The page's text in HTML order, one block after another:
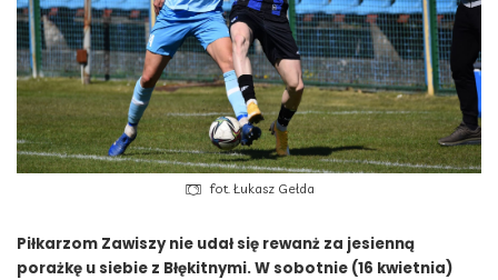
fot. Łukasz Gełda
Piłkarzom Zawiszy nie udał się rewanż za jesienną
porażkę u siebie z Błękitnymi. W sobotnie (16 kwietnia)